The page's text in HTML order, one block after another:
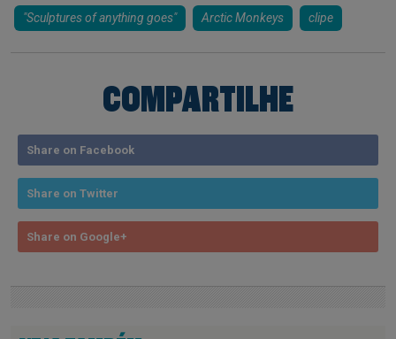
"Sculptures of anything goes" Arctic Monkeys clipe
COMPARTILHE
Share on Facebook
Share on Twitter
Share on Google+